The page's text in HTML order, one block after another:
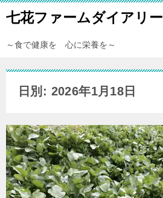
七花ファームダイアリー
～食で健康を 心に栄養を～
日別: 2026年1月18日